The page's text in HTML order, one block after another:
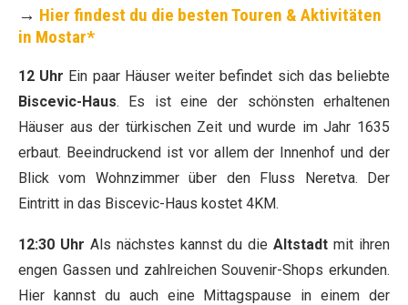
→ Hier findest du die besten Touren & Aktivitäten
in Mostar*
12 Uhr Ein paar Häuser weiter befindet sich das beliebte
Biscevic-Haus. Es ist eine der schönsten erhaltenen
Häuser aus der türkischen Zeit und wurde im Jahr 1635
erbaut. Beeindruckend ist vor allem der Innenhof und der
Blick vom Wohnzimmer über den Fluss Neretva. Der
Eintritt in das Biscevic-Haus kostet 4KM.
12:30 Uhr Als nächstes kannst du dieAltstadt mit ihren
engen Gassen und zahlreichen Souvenir-Shops erkunden.
Hier kannst du auch eine Mittagspause in einem der